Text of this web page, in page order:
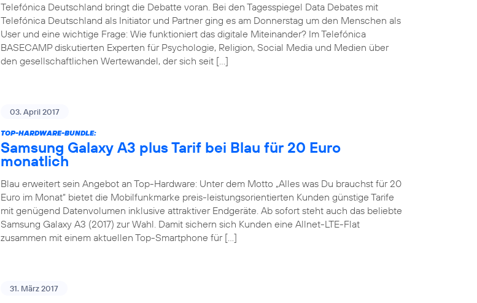
Telefónica Deutschland bringt die Debatte voran. Bei den Tagesspiegel Data Debates mit
Telefónica Deutschland als Initiator und Partner ging es am Donnerstag um den Menschen als
User und eine wichtige Frage: Wie funktioniert das digitale Miteinander? Im Telefónica
BASECAMP diskutierten Experten für Psychologie, Religion, Social Media und Medien über
den gesellschaftlichen Wertewandel, der sich seit […]
03. April 2017
TOP-HARDWARE-BUNDLE:
Samsung Galaxy A3 plus Tarif bei Blau für 20 Euro
monatlich
Blau erweitert sein Angebot an Top-Hardware: Unter dem Motto „Alles was Du brauchst für 20
Euro im Monat“ bietet die Mobilfunkmarke preis-leistungsorientierten Kunden günstige Tarife
mit genügend Datenvolumen inklusive attraktiver Endgeräte. Ab sofort steht auch das beliebte
Samsung Galaxy A3 (2017) zur Wahl. Damit sichern sich Kunden eine Allnet-LTE-Flat
zusammen mit einem aktuellen Top-Smartphone für […]
31. März 2017